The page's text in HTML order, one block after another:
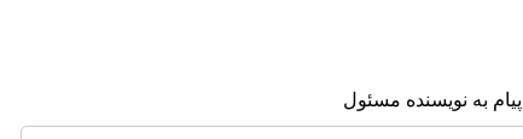
به نویسنده مسئول